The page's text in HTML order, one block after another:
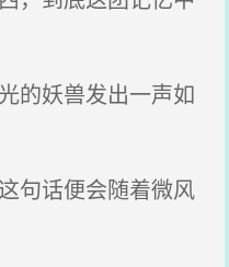
的妖兽发出一声如
句话便会随着微风